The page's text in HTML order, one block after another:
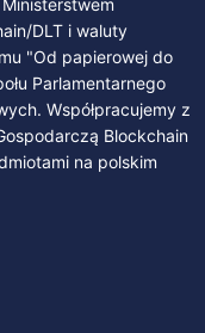
DLT i waluty
"Od papierowej do
Parlamentarnego
Współpracujemy z
Blockchain
na polskim